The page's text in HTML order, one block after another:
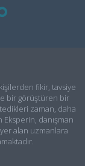
fikir, tavsiye
bir görüştüren bir
zaman, daha
Eksperin, danışman
alan uzmanlara